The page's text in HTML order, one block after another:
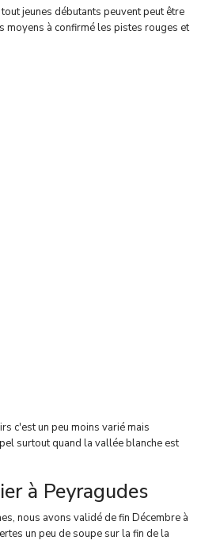
jeunes débutants peuvent peut être
moyens à confirmé les pistes rouges et
c'est un peu moins varié mais
surtout quand la vallée blanche est
à Peyragudes
nous avons validé de fin Décembre à
un peu de soupe sur la fin de la